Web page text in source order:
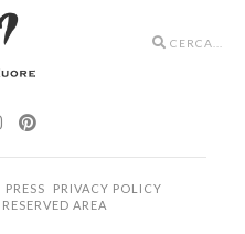
Search
PRESS
PRIVACY POLICY
RESERVED AREA